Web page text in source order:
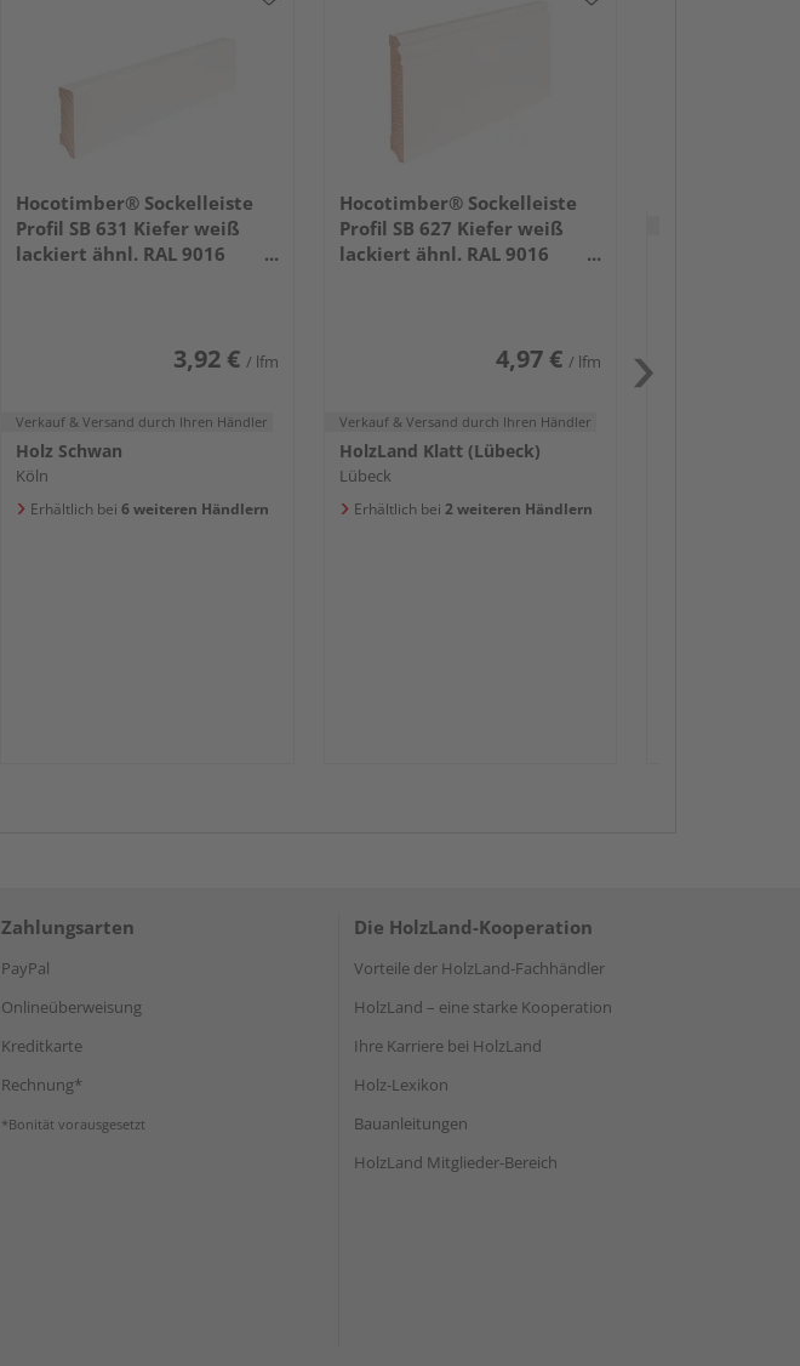
Hocotimber® Sockelleiste
Profil SB 631 Kiefer weiß
lackiert ähnl. RAL 9016
3,92 € / lfm
Verkauf & Versand durch Ihren Händler
Holz Schwan
Köln
Erhältlich bei 6 weiteren Händlern
Hocotimber® Sockelleiste
Profil SB 627 Kiefer weiß
lackiert ähnl. RAL 9016
4,97 € / lfm
Verkauf & Versand durch Ihren Händler
HolzLand Klatt (Lübeck)
Lübeck
Erhältlich bei 2 weiteren Händlern
Zahlungsarten
PayPal
Onlineüberweisung
Kreditkarte
Rechnung*
*Bonität vorausgesetzt
Die HolzLand-Kooperation
Vorteile der HolzLand-Fachhändler
HolzLand – eine starke Kooperation
Ihre Karriere bei HolzLand
Holz-Lexikon
Bauanleitungen
HolzLand Mitglieder-Bereich